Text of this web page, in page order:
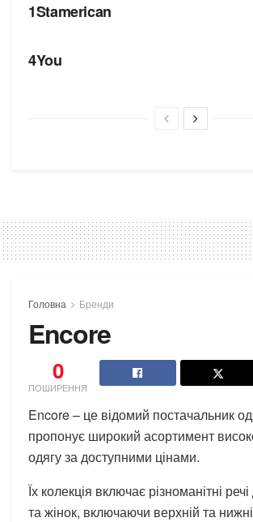
1Stamerican
4You
Головна Бренди
Encore
0
ПОШИРЕННЯ
Encore – це відомий постачальник
пропонує широкий асортимент
одягу за доступними цінами.
Їх колекція включає різноманітні
та жінок, включаючи верхній та